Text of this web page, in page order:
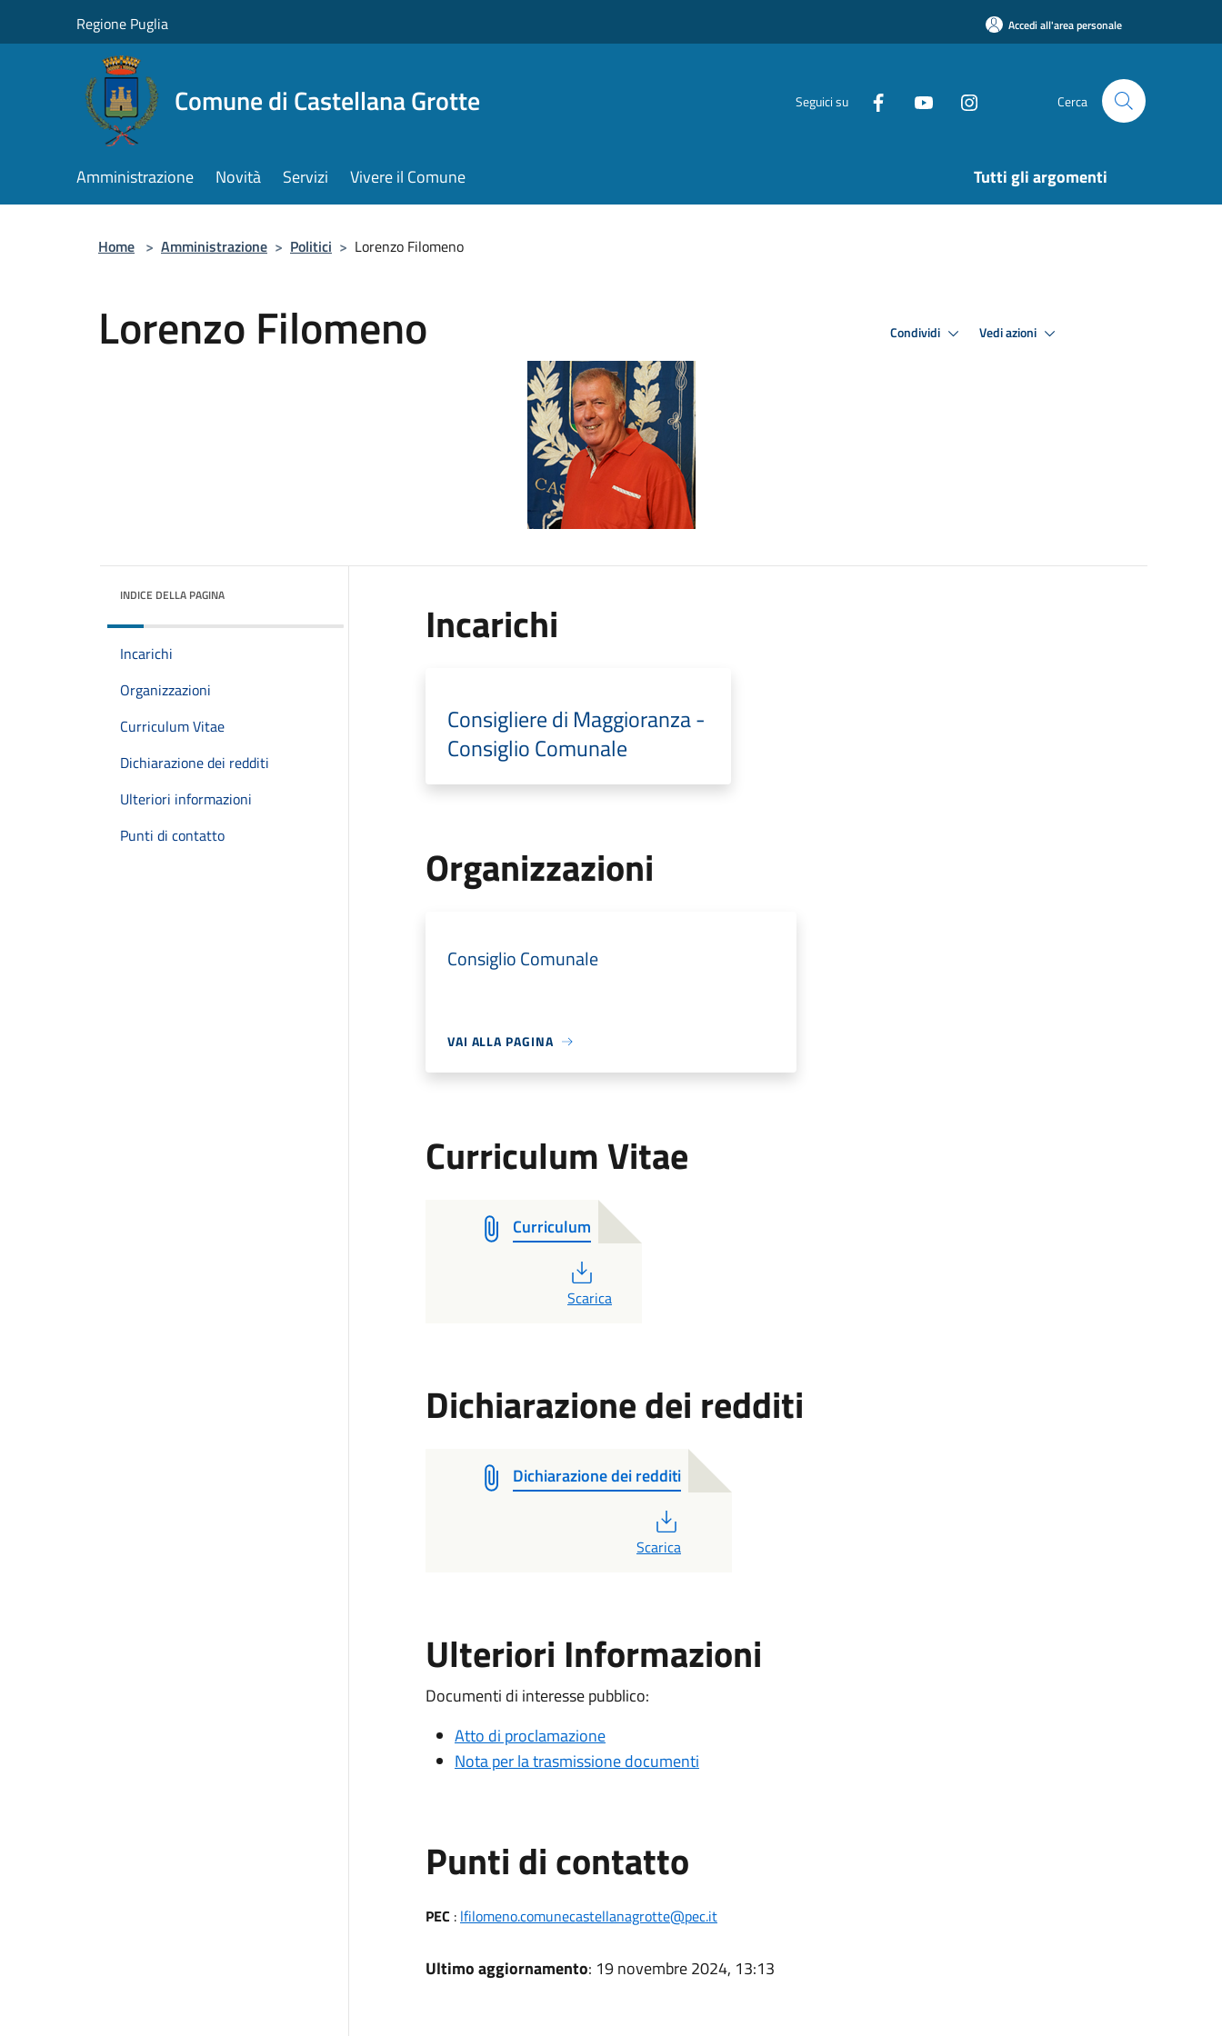
Regione Puglia Accedi all'area personale
Comune di Castellana Grotte Seguici su Cerca
Amministrazione Novità Servizi Vivere il Comune Tutti gli argomenti
Home > Amministrazione > Politici > Lorenzo Filomeno
Lorenzo Filomeno Condividi Vedi azioni
INDICE DELLA PAGINA
Incarichi
Organizzazioni
Curriculum Vitae
Dichiarazione dei redditi
Ulteriori informazioni
Punti di contatto
Incarichi
Consigliere di Maggioranza -
Consiglio Comunale
Organizzazioni
Consiglio Comunale
VAI ALLA PAGINA
Curriculum Vitae
Curriculum
PDF
Scarica
Dichiarazione dei redditi
Dichiarazione dei redditi
Scarica
Ulteriori Informazioni
Documenti di interesse pubblico:
Atto di proclamazione
Nota per la trasmissione documenti
Punti di contatto
PEC : lfilomeno.comunecastellanagrotte@pec.it
Ultimo aggiornamento: 19 novembre 2024, 13:13